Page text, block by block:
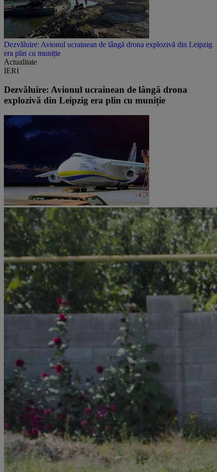
Dezvăluire: Avionul ucrainean de lângă drona explozivă din Leipzig
era plin cu muniție
Actualitate
IERI
Dezvăluire: Avionul ucrainean de lângă drona
explozivă din Leipzig era plin cu muniție